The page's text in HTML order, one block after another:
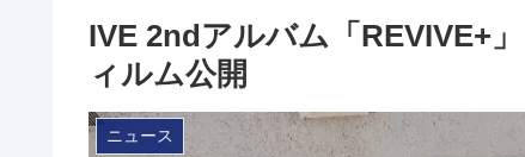
IVE 2ndアルバム「REVIVE+
ィルム公開
ニュース